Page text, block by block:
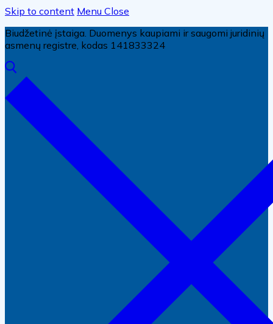
Skip to content Menu Close
Biudžetinė įstaiga. Duomenys kaupiami ir saugomi juridinių
asmenų registre, kodas 141833324